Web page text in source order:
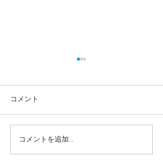
【高校生・高卒浪人生向
け夏期講習】
コメント
コメントを追加…